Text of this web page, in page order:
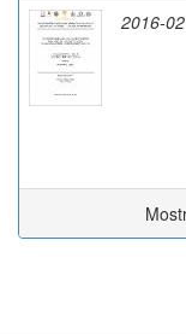
2016-02